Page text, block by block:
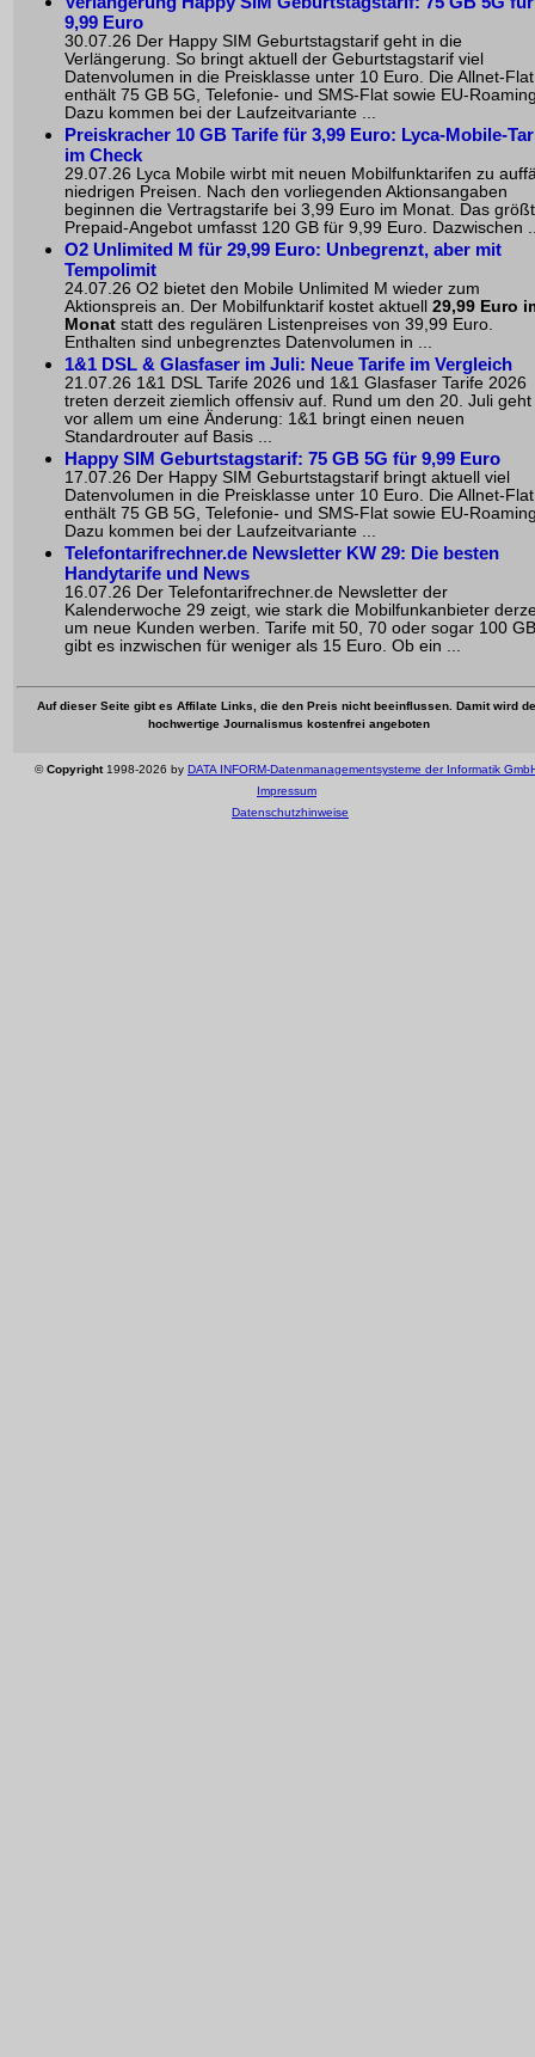
9,99 Euro
30.07.26 Der Happy SIM Geburtstagstarif geht in die
Verlängerung. So bringt aktuell der Geburtstagstarif viel
Datenvolumen in die Preisklasse unter 10 Euro. Die Allnet-Flat
enthält 75 GB 5G, Telefonie- und SMS-Flat sowie EU-
Dazu kommen bei der Laufzeitvariante ...
Preiskracher 10 GB Tarife für 3,99 Euro: Lyca-Mobile-
im Check
29.07.26 Lyca Mobile wirbt mit neuen Mobilfunktarifen zu
niedrigen Preisen. Nach den vorliegenden Aktionsangaben
beginnen die Vertragstarife bei 3,99 Euro im Monat. Das
Prepaid-Angebot umfasst 120 GB für 9,99 Euro. Dazwischen
O2 Unlimited M für 29,99 Euro: Unbegrenzt, aber mit
Tempolimit
24.07.26 O2 bietet den Mobile Unlimited M wieder zum
Aktionspreis an. Der Mobilfunktarif kostet aktuell 29,99 Euro
Monat statt des regulären Listenpreises von 39,99 Euro.
Enthalten sind unbegrenztes Datenvolumen in ...
1&1 DSL & Glasfaser im Juli: Neue Tarife im Vergleich
21.07.26 1&1 DSL Tarife 2026 und 1&1 Glasfaser Tarife 2026
treten derzeit ziemlich offensiv auf. Rund um den 20. Juli geht
vor allem um eine Änderung: 1&1 bringt einen neuen
Standardrouter auf Basis ...
Happy SIM Geburtstagstarif: 75 GB 5G für 9,99 Euro
17.07.26 Der Happy SIM Geburtstagstarif bringt aktuell viel
Datenvolumen in die Preisklasse unter 10 Euro. Die Allnet-Flat
enthält 75 GB 5G, Telefonie- und SMS-Flat sowie EU-
Dazu kommen bei der Laufzeitvariante ...
Telefontarifrechner.de Newsletter KW 29: Die besten
Handytarife und News
16.07.26 Der Telefontarifrechner.de Newsletter der
Kalenderwoche 29 zeigt, wie stark die Mobilfunkanbieter
um neue Kunden werben. Tarife mit 50, 70 oder sogar 100 GB
gibt es inzwischen für weniger als 15 Euro. Ob ein ...
Auf dieser Seite gibt es Affilate Links, die den Preis nicht beeinflussen. Damit wird
hochwertige Journalismus kostenfrei angeboten
©Copyright1998-2026 by DATA INFORM-Datenmanagementsysteme der Informatik
Impressum
Datenschutzhinweise